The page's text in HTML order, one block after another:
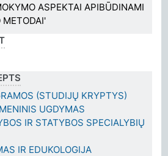
ASPEKTAI APIBŪDINAMI
(STUDIJŲ KRYPTYS)
UGDYMAS
IR STATYBOS SPECIALYBIŲ
IR EDUKOLOGIJA